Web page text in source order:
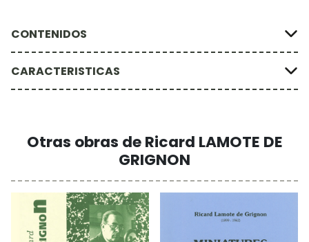
CONTENIDOS
CARACTERISTICAS
Otras obras de Ricard LAMOTE DE
GRIGNON